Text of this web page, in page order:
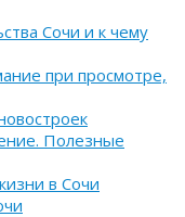
Сочи и к чему
при просмотре,
Полезные
в Сочи